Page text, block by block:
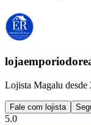
Lojista Magalu desde
Fale com lojista
5.0